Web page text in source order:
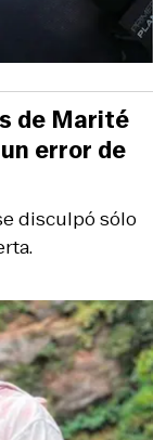
disculpó sólo
de Marité
error de